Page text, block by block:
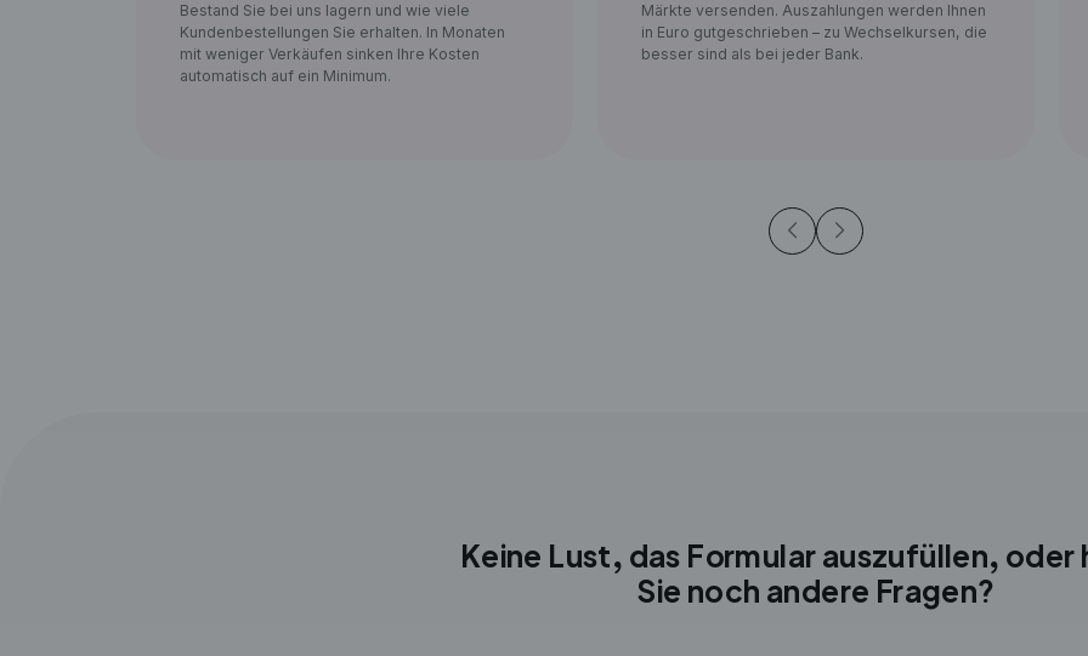
Bestand Sie bei uns lagern und wie viele
Kundenbestellungen Sie erhalten. In Monaten
mit weniger Verkäufen sinken Ihre Kosten
automatisch auf ein Minimum.
Märkte versenden. Auszahlungen werden Ihnen
in Euro gutgeschrieben – zu Wechselkursen, die
besser sind als bei jeder Bank.
Keine Lust, das Formular auszufüllen, oder
Sie noch andere Fragen?